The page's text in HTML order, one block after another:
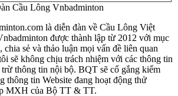
Cầu Lông Vnbadminton
là diễn đàn về Cầu Lông Việt
được thành lập từ 2012 với mục
sẻ và thảo luận mọi vấn đề liên quan
sẽ không chịu trách nhiệm với các thông tin
thông tin nội bộ. BQT sẽ cố gắng kiểm
thông tin Website đang hoạt động thử
MXH của Bộ TT & TT.